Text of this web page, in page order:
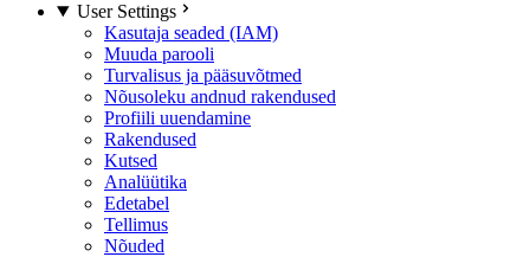
User Settings
Kasutaja seaded (IAM)
Muuda parooli
Turvalisus ja pääsuvõtmed
Nõusoleku andnud rakendused
Profiili uuendamine
Rakendused
Kutsed
Analüütika
Edetabel
Tellimus
Nõuded